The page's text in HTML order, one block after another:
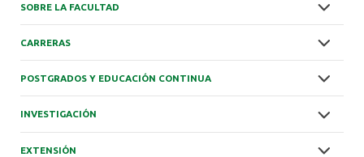
SOBRE LA FACULTAD
CARRERAS
POSTGRADOS Y EDUCACIÓN CONTINUA
INVESTIGACIÓN
EXTENSIÓN